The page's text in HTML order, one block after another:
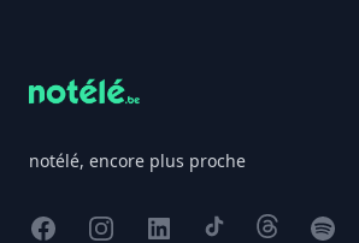
notélé, encore plus proche
FacebookInstagram
X TikTokThreadsSpotify